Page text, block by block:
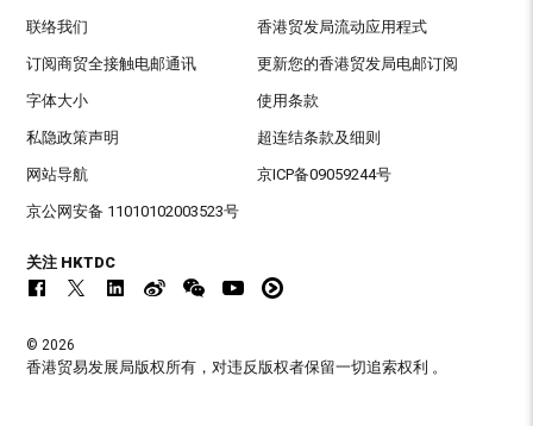
联络我们 香港贸发局流动应用程式
订阅商贸全接触电邮通讯 更新您的香港贸发局电邮订阅
字体大小 使用条款
私隐政策声明 超连结条款及细则
网站导航 京ICP备09059244号
京公网安备 11010102003523号
关注 HKTDC
© 2026
香港贸易发展局版权所有，对违反版权者保留一切追索权利 。